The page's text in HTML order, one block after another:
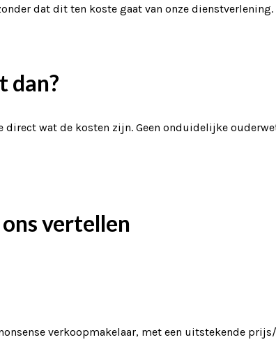
dat dit ten koste gaat van onze dienstverlening.
dan?
direct wat de kosten zijn. Geen onduidelijke
vertellen
verkoopmakelaar, met een uitstekende